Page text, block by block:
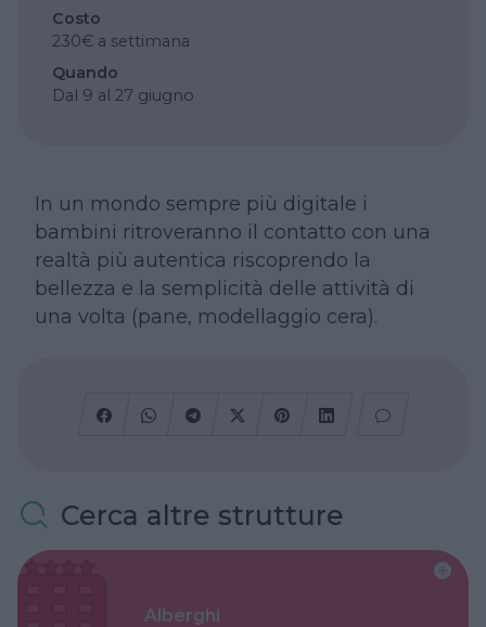
Costo
230€ a settimana
Quando
Dal 9 al 27 giugno
In un mondo sempre più digitale i
bambini ritroveranno il contatto con una
realtà più autentica riscoprendo la
bellezza e la semplicità delle attività di
una volta (pane, modellaggio cera).
Cerca altre strutture
Alberghi